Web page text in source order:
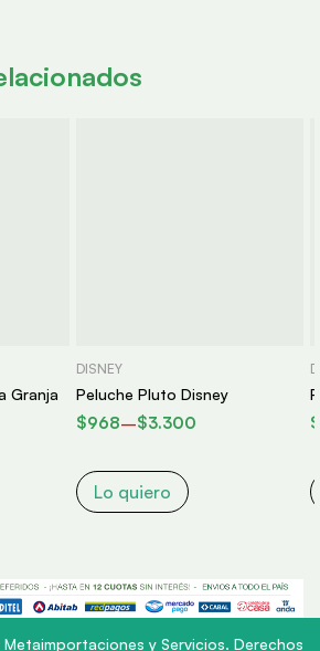
Granja
DISNEY
Peluche Pluto Disney
$968–$3.300
Lo quiero
$
y Servicios. Derechos